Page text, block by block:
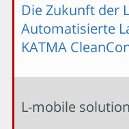
Die Zukunft der
Automatisierte
KATMA
L-mobile